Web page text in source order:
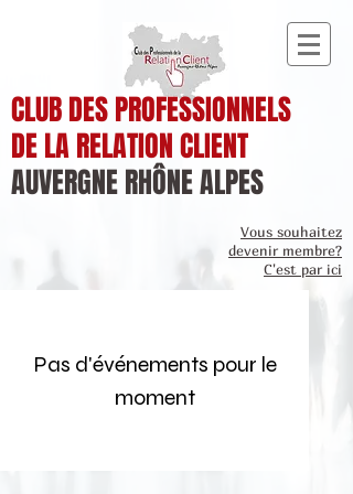
CLUB DES PROFESSIONNELS
DE LA RELATION CLIENT
AUVERGNE RHÔNE ALPES
Vous souhaitez
devenir membre?
C'est par ici
Pas d'événements pour le
moment